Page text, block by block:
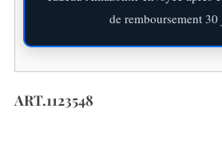
de remboursement 30
ART.1123548
o